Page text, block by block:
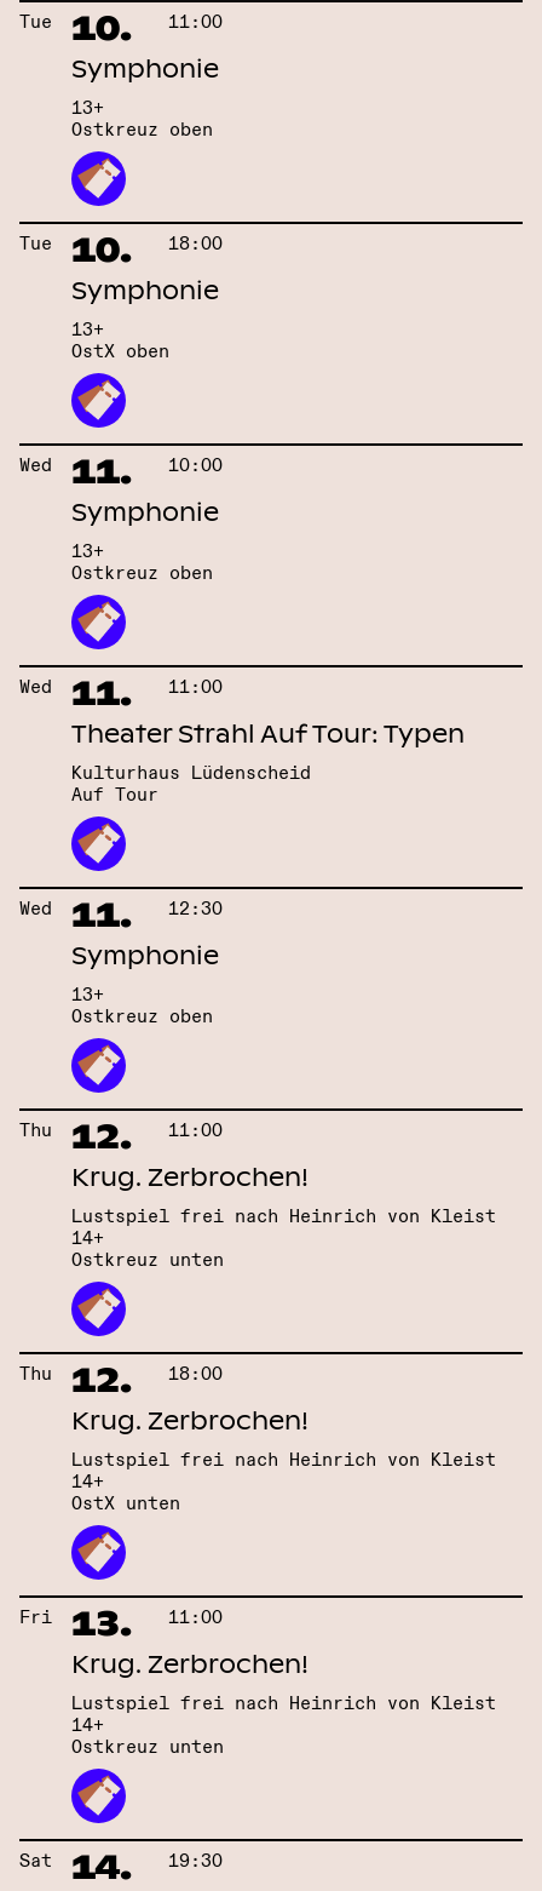
Tue 10. 11:00
Symphonie
13+
Ostkreuz oben
Tue 10. 18:00
Symphonie
13+
OstX oben
Wed 11. 10:00
Symphonie
13+
Ostkreuz oben
Wed 11. 11:00
Theater Strahl Auf Tour: Typen
Kulturhaus Lüdenscheid
Auf Tour
Wed 11. 12:30
Symphonie
13+
Ostkreuz oben
Thu 12. 11:00
Krug. Zerbrochen!
Lustspiel frei nach Heinrich von Kleist
14+
Ostkreuz unten
Thu 12. 18:00
Krug. Zerbrochen!
Lustspiel frei nach Heinrich von Kleist
14+
OstX unten
Fri 13. 11:00
Krug. Zerbrochen!
Lustspiel frei nach Heinrich von Kleist
14+
Ostkreuz unten
Sat 14. 19:30